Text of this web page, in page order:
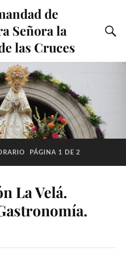
de
Señora la
las Cruces
PÁGINA 1 DE 2
La Velá.